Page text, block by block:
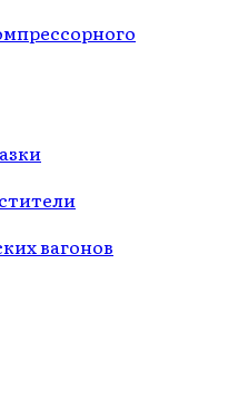
вагонов